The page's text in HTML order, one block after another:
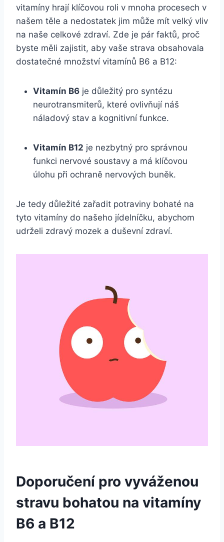
vitamíny hrají klíčovou roli v mnoha procesech v
našem těle a nedostatek jim může mít velký vliv
na naše celkové zdraví. Zde je pár faktů, proč
byste měli zajistit, aby vaše strava obsahovala
dostatečné množství vitamínů B6 a B12:
Vitamín B6 je důležitý pro syntézu
neurotransmiterů, které ovlivňují náš
náladový stav a kognitivní funkce.
Vitamín B12 je nezbytný pro správnou
funkci nervové soustavy a má klíčovou
úlohu při ochraně nervových buněk.
Je tedy důležité zařadit potraviny bohaté na
tyto vitamíny do našeho jídelníčku, abychom
udrželi zdravý mozek a duševní zdraví.
Doporučení pro vyváženou
stravu bohatou na vitamíny
B6 a B12